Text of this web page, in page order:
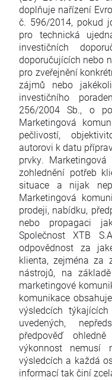
doplňuje nařízení
č. 596/2014, pokud
pro technická
investičních
doporučujících nebo
pro zveřejnění
zájmů nebo
investičního
256/2004 Sb., o
Marketingová
pečlivostí,
autorovi k datu
prvky.
zohlednění potřeb
situace a nijak
Marketingová
prodeji, nabídku,
nebo propagaci
Společnost XTB
odpovědnost za
klienta, zejména za
nástrojů, na
marketingové
komunikace
výsledcích
uvedených,
předpověď
výkonnost nemusí
výsledcích a každá
informací tak činí